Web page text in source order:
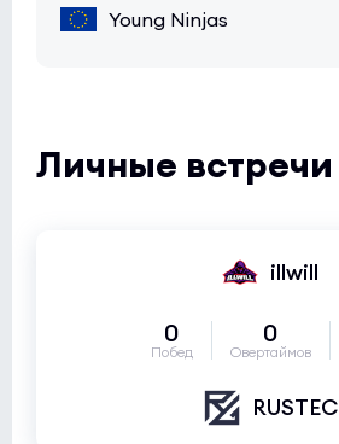
Young Ninjas
Личные встречи
illwill
0
Побед
0
Овертаймов
RUSTEC